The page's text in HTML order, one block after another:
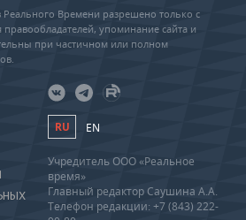
Реального Времени разрешено только с
правообладателей, упоминание сайта и
при частичном или полном
RU EN
Учредитель ООО «Реальное
время»
Главный редактор Саушина А.А.
Телефон редакции: +7 (843) 222-